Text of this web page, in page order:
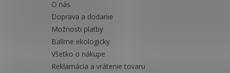
O nás
Doprava a dodanie
Možnosti platby
Balíme ekologicky
Všetko o nákupe
Reklamácia a vrátenie tovaru